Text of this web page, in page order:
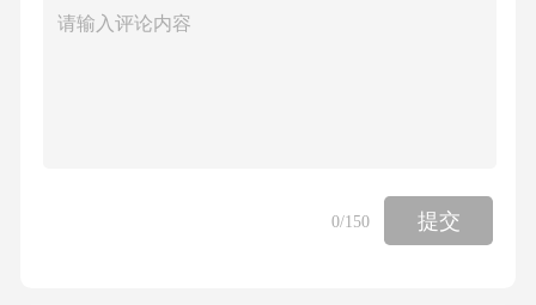
0/150 提交